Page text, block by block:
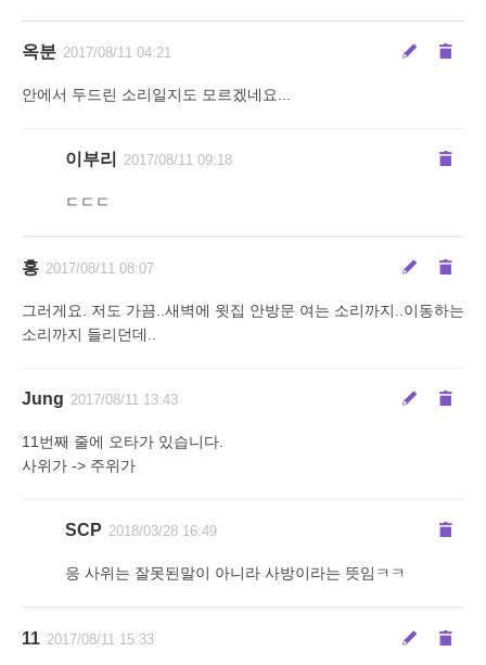
옥분 2017/08/11 04:21
안에서 두드린 소리일지도 모르겠네요...
이부리 2017/08/11 09:18
ㄷㄷㄷ
홍 2017/08/11 08:07
그러게요. 저도 가끔..새벽에 윗집 안방문 여는 소리까지..이동하는
소리까지 들리던데..
Jung 2017/08/11 13:43
11번째 줄에 오타가 있습니다.
사위가 -> 주위가
SCP 2018/03/28 16:49
응 사위는 잘못된말이 아니라 사방이라는 뜻임ㅋㅋ
11 2017/08/11 15:33